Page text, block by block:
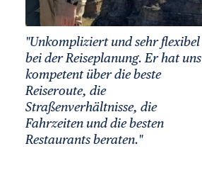
"Unkompliziert und sehr flexibel
bei der Reiseplanung. Er hat uns
kompetent über die beste
Reiseroute, die
Straßenverhältnisse, die
Fahrzeiten und die besten
Restaurants beraten."